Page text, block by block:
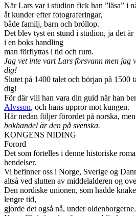
När Lars var i studion fick han ”läsa” i
åt kunder efter fotograferingar,
både familj, barn och bröllop.
Det blev tyst en stund i studion, ja det är
i en boks handling
man förflyttas i tid och rum.
Jag vet inte vart Lars försvann men jag
dig!
Slutet på 1400 talet och början på 1500
dig!
För där vill han vara din guid när han
Alvsson, och hans uppror mot kungen.
Här nedan följer förordet på norska, men
bokhandel är den på svenska.
KONGENS NIDING
Forord
Det som fortelles i denne historiske
hendelser.
Vi befinner oss i Norge, Sverige og
altså ved slutten av middelalderen og
Den nordiske unionen, som hadde
lengre tid,
gjorde det også nå, under oldenborgerne.